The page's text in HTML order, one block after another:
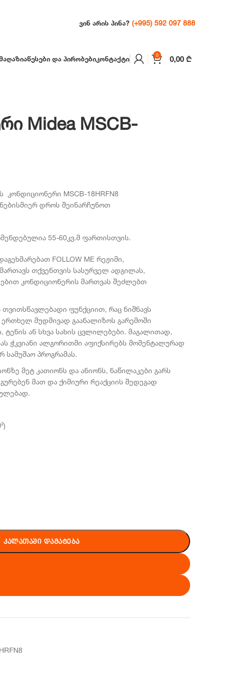
ᲕᲘᲜ ᲐᲠᲘᲡ ᲞᲘᲜᲐ? (+995) 592 097 888
ᲬᲔᲡᲔᲑᲘ ᲓᲐ ᲞᲘᲠᲝᲑᲔᲑᲘᲙᲝᲜᲢᲐᲥᲢᲘ 0 0,00 ₾
Midea MSCB-
₾.
კონდიციონერი MSCB-18HRFN8
ნებისმიერ დროს შეინარჩუნოთ
55-60 კვ.მ ფართისთვის.
FOLLOW ME რეჟიმი,
თქვენთვის სასურველ ადგილას,
კონდიციონერის მართვას შეძლებთ
თვითსწავლებადი ფუნქციით, რაც ნიშნავს
ერთხელ მუდმივად გაანალიზოს გარემოში
ტენის ან სხვა სახის ცვლილებები. მაგალითად,
ჭკვიანი ალგორითმი აფიქსირებს მომენტალურად
სამუშაო პროგრამას.
მეტ კათიონს და ანიონს, ნაწილაკები გარს
მათ და ქიმიური რეაქციის შედეგად
ᲙᲐᲚᲐᲗᲐᲨᲘ ᲓᲐᲛᲐᲢᲔᲑᲐ